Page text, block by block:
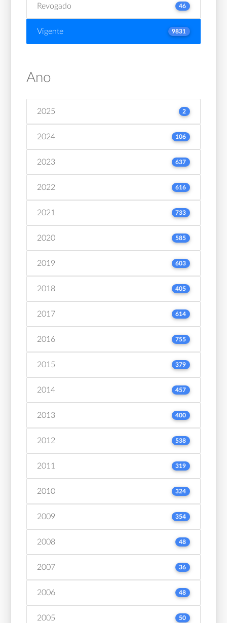
Revogado 46
Vigente 9831
Ano
2025 2
2024 106
2023 637
2022 616
2021 733
2020 585
2019 603
2018 405
2017 614
2016 755
2015 379
2014 457
2013 400
2012 538
2011 319
2010 324
2009 354
2008 48
2007 36
2006 48
2005 50